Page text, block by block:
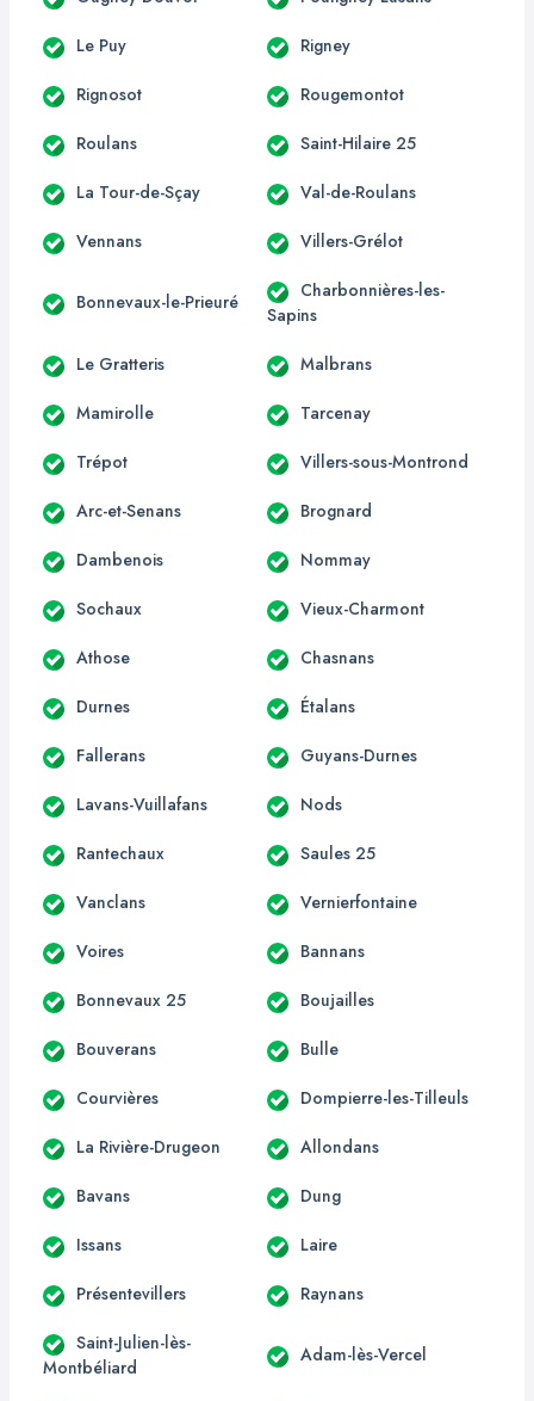
Le Puy Rigney
Rignosot Rougemontot
Roulans Saint-Hilaire 25
La Tour-de-Sçay Val-de-Roulans
Vennans Villers-Grélot
Bonnevaux-le-Prieuré
Charbonnières-les-
Sapins
Le Gratteris Malbrans
Mamirolle Tarcenay
Trépot Villers-sous-Montrond
Arc-et-Senans Brognard
Dambenois Nommay
Sochaux Vieux-Charmont
Athose Chasnans
Durnes Étalans
Fallerans Guyans-Durnes
Lavans-Vuillafans Nods
Rantechaux Saules 25
Vanclans Vernierfontaine
Voires Bannans
Bonnevaux 25 Boujailles
Bouverans Bulle
Courvières Dompierre-les-Tilleuls
La Rivière-Drugeon Allondans
Bavans Dung
Issans Laire
Présentevillers Raynans
Saint-Julien-lès-
Montbéliard
Adam-lès-Vercel